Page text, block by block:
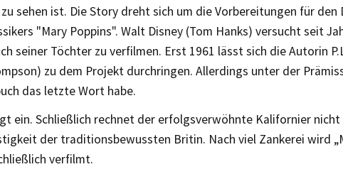
sehen ist. Die Story dreht sich um die Vorbereitungen für den
"Mary Poppins". Walt Disney (Tom Hanks) versucht seit
seiner Töchter zu verfilmen. Erst 1961 lässt sich die Autorin
zu dem Projekt durchringen. Allerdings unter der
das letzte Wort habe.
ein. Schließlich rechnet der erfolgsverwöhnte Kalifornier
der traditionsbewussten Britin. Nach viel Zankerei wird
verfilmt.